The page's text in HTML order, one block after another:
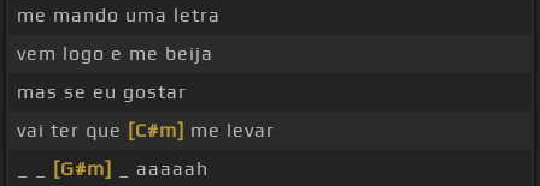
me mando uma letra
vem logo e me beija
mas se eu gostar
vai ter que [C#m] me levar
[G#m]
_ aaaaah